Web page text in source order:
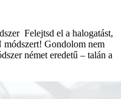
Felejtsd el a halogatást,
módszert! Gondolom nem
német eredetű – talán a